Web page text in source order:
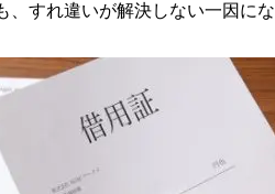
すれ違いが解決しない一因にな